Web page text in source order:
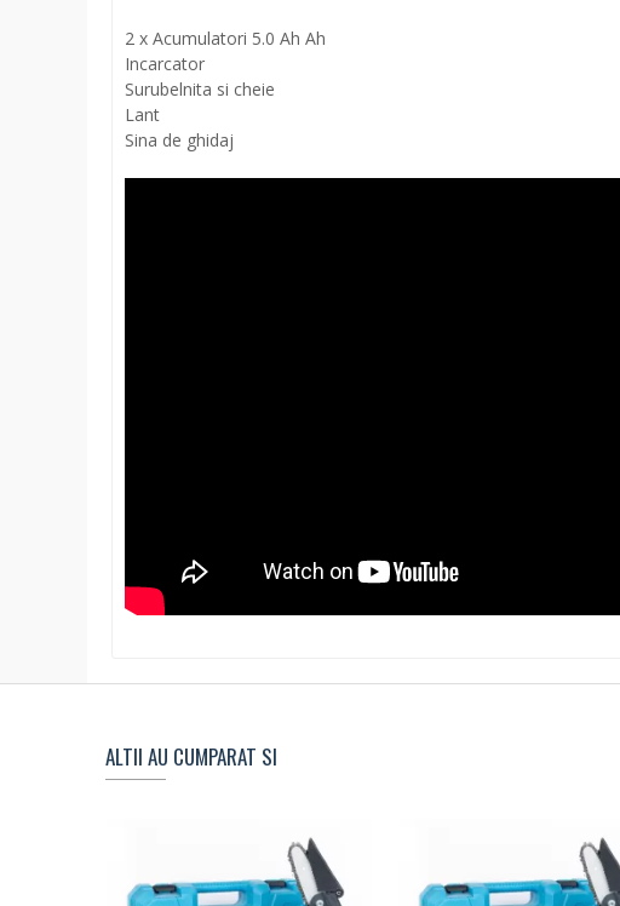
2 x Acumulatori 5.0 Ah Ah
Incarcator
Surubelnita si cheie
Lant
Sina de ghidaj
ALTII AU CUMPARAT SI